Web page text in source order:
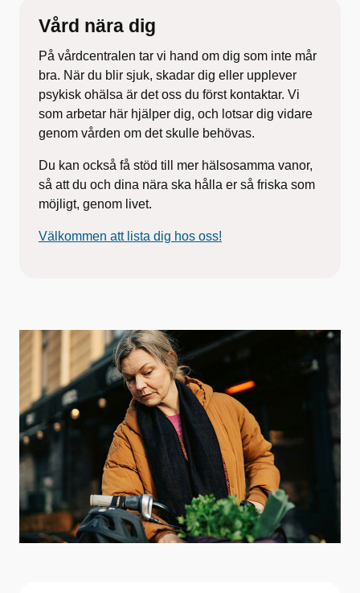
Vård nära dig
På vårdcentralen tar vi hand om dig som inte mår
bra. När du blir sjuk, skadar dig eller upplever
psykisk ohälsa är det oss du först kontaktar. Vi
som arbetar här hjälper dig, och lotsar dig vidare
genom vården om detskulle behövas.
Du kan också få stöd till mer hälsosamma vanor,
så att du och dina nära ska hålla er så friska som
möjligt, genom livet.
Välkommen att lista dig hos oss!